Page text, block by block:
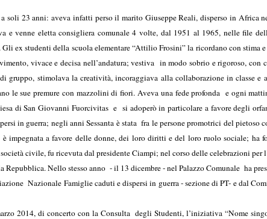
soli 23 anni: aveva infatti perso il marito Giuseppe Reali, disperso in Africa
e venne eletta consigliera comunale 4 volte, dal 1951 al 1965, nelle file
Gli ex studenti della scuola elementare “Attilio Frosini” la ricordano con
vivace e decisa nell’andatura; vestiva in modo sobrio e rigoroso,
stimolava la creatività, incoraggiava alla collaborazione in classe e
le sue premure con mazzolini di fiori. Aveva una fede profonda e ogni
di San Giovanni Fuorcivitas e si adoperò in particolare a favore degli
in guerra; negli anni Sessanta è stata fra le persone promotrici del
impegnata a favore delle donne, dei loro diritti e del loro ruolo sociale; ha
civile, fu ricevuta dal presidente Ciampi; nel corso delle celebrazioni per
Nello stesso anno - il 13 dicembre - nel Palazzo Comunale ha
Nazionale Famiglie caduti e dispersi in guerra - sezione di PT- e dal
2014, di concerto con la Consulta degli Studenti, l’iniziativa “Nome